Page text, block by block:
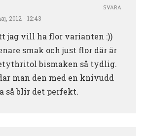
2012 - 12:43
jag vill ha flor varianten :))
smak och just flor där är
bismaken så tydlig.
man den med en knivudd
så blir det perfekt.
SVARA